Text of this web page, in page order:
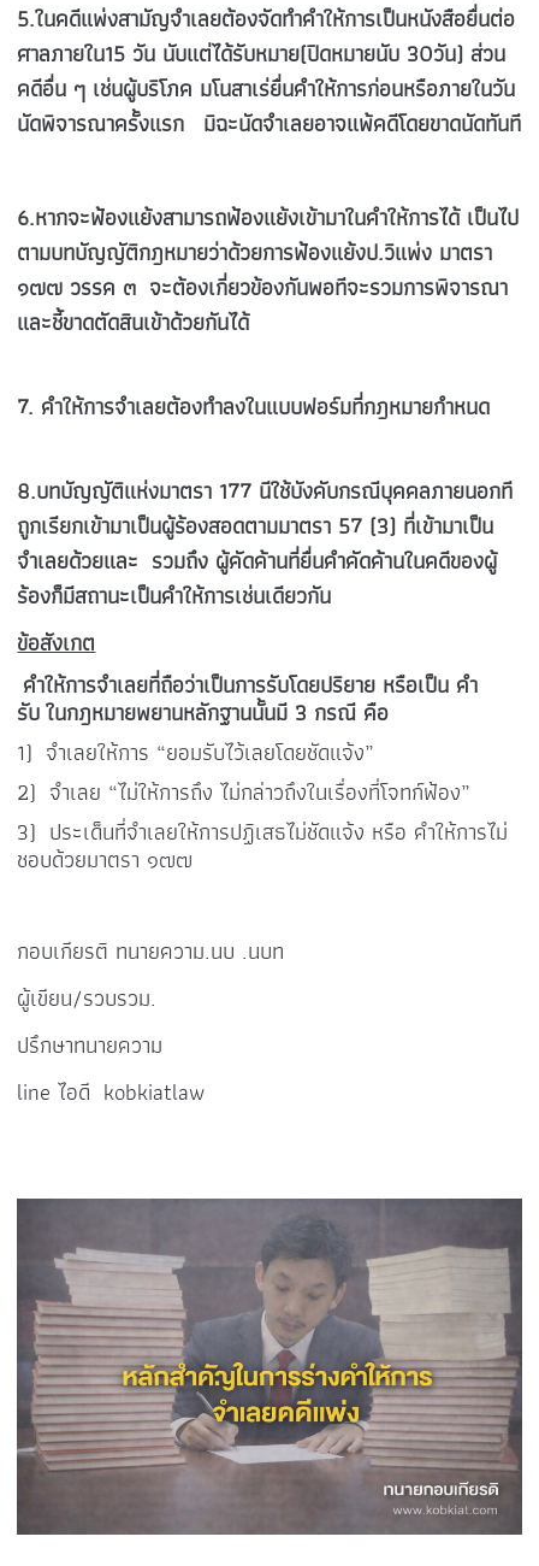
5.ในคดีแพ่งสามัญจำเลยต้องจัดทำคำให้การเป็นหนังสือยื่นต่อ
ศาลภายใน15 วัน นับแต่ได้รับหมาย(ปิดหมายนับ 30วัน) ส่วน
คดีอื่น ๆ เช่นผู้บริโภค มโนสาเร่ยื่นคำให้การก่อนหรือภายในวัน
นัดพิจารณาครั้งแรก มิฉะนัดจำเลยอาจแพ้คดีโดยขาดนัดทันที
6.หากจะฟ้องแย้งสามารถฟ้องแย้งเข้ามาในคำให้การได้ เป็นไป
ตามบทบัญญัติกฎหมายว่าด้วยการฟ้องแย้งป.วิแพ่ง มาตรา
๑๗๗ วรรค ๓ จะต้องเกี่ยวข้องกันพอทีจะรวมการพิจารณา
และชี้ขาดตัดสินเข้าด้วยกันได้
7. คำให้การจำเลยต้องทำลงในแบบฟอร์มที่กฎหมายกำหนด
8.บทบัญญัติแห่งมาตรา 177 นีใช้บังคับกรณีบุคคลภายนอกที
ถูกเรียกเข้ามาเป็นผู้ร้องสอดตามมาตรา 57 (3) ที่เข้ามาเป็น
จำเลยด้วยและ รวมถึง ผู้คัดค้านที่ยื่นคำคัดค้านในคดีของผู้
ร้องก็มีสถานะเป็นคำให้การเช่นเดียวกัน
ข้อสังเกต
คำให้การจำเลยที่ถือว่าเป็นการรับโดยปริยาย หรือเป็น คำ
รับ ในกฎหมายพยานหลักฐานนั้นมี 3 กรณี คือ
1) จำเลยให้การ “ยอมรับไว้เลยโดยชัดแจ้ง”
2) จำเลย “ไม่ให้การถึง ไม่กล่าวถึงในเรื่องที่โจทก์ฟ้อง”
3) ประเด็นที่จำเลยให้การปฏิเสธไม่ชัดแจ้ง หรือ คำให้การไม่
ชอบด้วยมาตรา ๑๗๗
กอบเกียรติ ทนายความ.นบ .นบท
ผู้เขียน/รวบรวม.
ปรึกษาทนายความ
line ไอดี kobkiatlaw